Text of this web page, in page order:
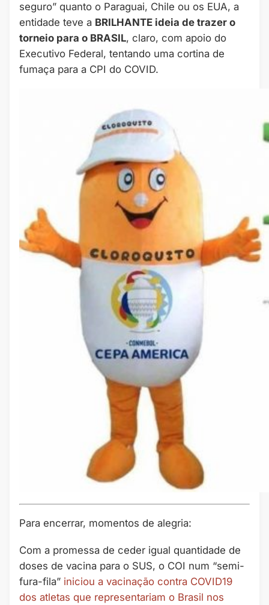
seguro” quanto o Paraguai, Chile ou os EUA, a
entidade teve a BRILHANTE ideia de trazer o
torneio para o BRASIL, claro, com apoio do
Executivo Federal, tentando uma cortina de
fumaça para a CPI do COVID.
Para encerrar, momentos de alegria:
Com a promessa de ceder igual quantidade de
doses de vacina para o SUS, o COI num “semi-
fura-fila” iniciou a vacinação contra COVID19
dos atletas que representariam o Brasil nos